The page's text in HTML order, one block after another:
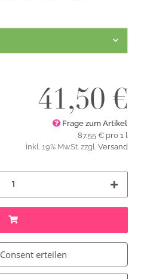
41,50 €
Frage zum Artikel
87,55 € pro 1 l
inkl. 19% MwSt. zzgl. Versand
Consent erteilen